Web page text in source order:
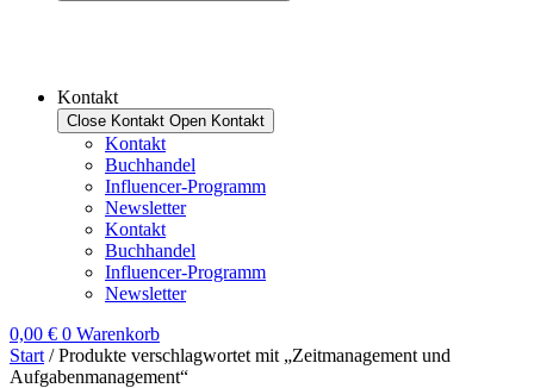
Kontakt
Close Kontakt Open Kontakt
Kontakt
Buchhandel
Influencer-Programm
Newsletter
Kontakt
Buchhandel
Influencer-Programm
Newsletter
0,00 € 0 Warenkorb
Start / Produkte verschlagwortet mit „Zeitmanagement und
Aufgabenmanagement“